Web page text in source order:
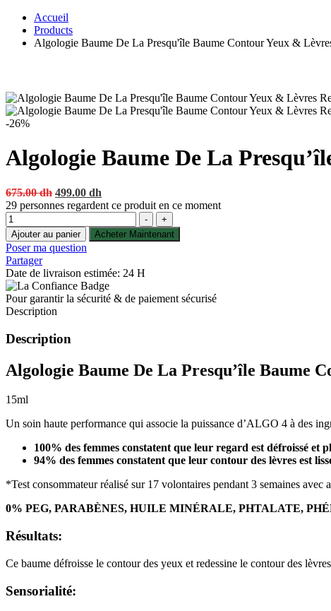
Accueil
Products
Algologie Baume De La Presqu'île Baume Contour Yeux &
-26%
Algologie Baume De La
675.00dh Original
price
675.00 dh.
499.00 dh
price
499.00 dh.
29 personnes regardent ce produit en ce moment
Quantité
-
+
Ajouter au panier
Acheter Maintenant
Poser ma question
Partager
Date de livraison estimée: 24 H
Pour garantir la sécurité & de paiement sécurisé
Description
Description
Algologie Baume De La Presqu’île Baume
15ml
Un soin haute performance qui associe la puissance d’ALGO 4 à des
100% des femmes constatent que leur regard est défroissé et
94% des femmes constatent que leur contour des lèvres est
*Test consommateur réalisé sur 17 volontaires pendant 3 semaines
0% PEG, PARABÈNES, HUILE MINÉRALE, PHTALATE,
Résultats:
Ce baume défroisse le contour des yeux et redessine le contour des
Sensorialité: